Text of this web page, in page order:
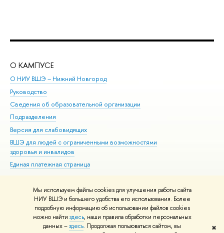
Мы используем файлы cookies для улучшения работы сайта
НИУ ВШЭ и большего удобства его использования. Более
подробную информацию об использовании файлов cookies
можно найти здесь, наши правила обработки персональных
данных –здесь. Продолжая пользоваться сайтом, вы
✖
О КАМПУСЕ
О НИУ ВШЭ – Нижний Новгород
Руководство
Сведения об образовательной организации
Подразделения
Версия для слабовидящих
ВШЭ для людей с ограниченными возможностями
здоровья и инвалидов
Единая платежная страница